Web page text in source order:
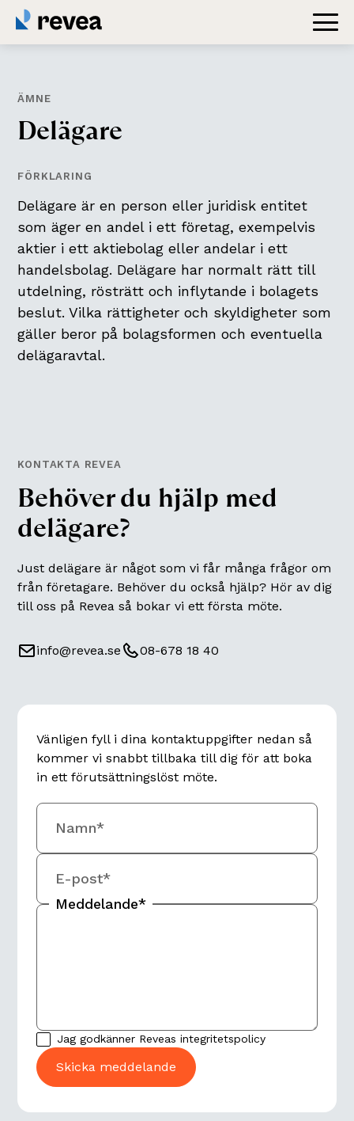
ÄMNE
Delägare
FÖRKLARING
Delägare är en person eller juridisk entitet
som äger en andel i ett företag, exempelvis
aktier i ett aktiebolag eller andelar i ett
handelsbolag. Delägare har normalt rätt till
utdelning, rösträtt och inflytande i bolagets
beslut. Vilka rättigheter och skyldigheter som
gäller beror på bolagsformen och eventuella
delägaravtal.
KONTAKTA REVEA
Behöver du hjälp med
delägare?
Justdelägare är något som vi får många frågor om
från företagare. Behöver du också hjälp? Hör av dig
till oss på Revea så bokar vi ett första möte.
info@revea.se 08-678 18 40
Vänligen fyll i dina kontaktuppgifter nedan så
kommer vi snabbt tillbaka till dig för att boka
in ett förutsättningslöst möte.
Namn*
E-post*
Meddelande*
Jag godkänner Reveasintegritetspolicy